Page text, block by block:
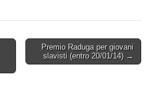
Premio Raduga per giovani
slavisti (entro 20/01/14) →